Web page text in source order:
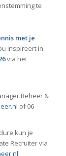
te
met je
inspireert in
via het
Beheer &
of 06-
kun je
Recruiter via
.